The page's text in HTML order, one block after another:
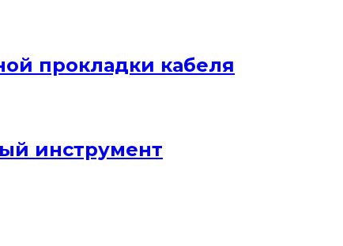
прокладки кабеля
инструмент